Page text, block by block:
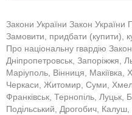
Закони України Закон України
Замовити, придбати (купити),
Про національну гвардію
Дніпропетровськ, Запоріжжя,
Маріуполь, Вінниця, Макіївка,
Черкаси, Житомир, Суми,
Франківськ, Тернопіль,
Подільський, Дрогобич,